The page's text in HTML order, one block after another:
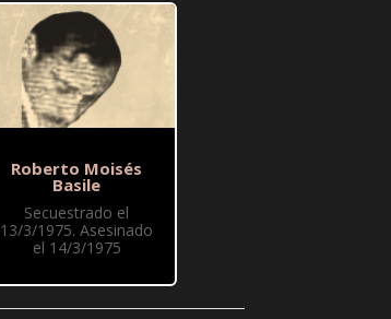
Roberto Moisés
Basile
Secuestrado el
13/3/1975. Asesinado
el 14/3/1975